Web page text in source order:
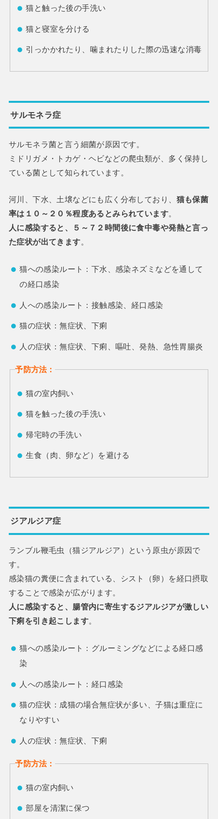
猫と触った後の手洗い
猫と寝室を分ける
引っかかれたり、噛まれたりした際の迅速な消毒
サルモネラ症
サルモネラ菌と言う細菌が原因です。
ミドリガメ・トカゲ・ヘビなどの爬虫類が、多く保持し
ている菌として知られています。
河川、下水、土壌などにも広く分布しており、 猫も保菌
率は１０～２０％程度あるとみられています。
人に感染すると、５～７２時間後に食中毒や発熱と言っ
た症状が出てきます。
猫への感染ルート：下水、感染ネズミなどを通して
の経口感染
人への感染ルート：接触感染、経口感染
猫の症状：無症状、下痢
人の症状：無症状、下痢、嘔吐、発熱、急性胃腸炎
予防方法：
猫の室内飼い
猫を触った後の手洗い
帰宅時の手洗い
生食（肉、卵など）を避ける
ジアルジア症
ランブル鞭毛虫（猫ジアルジア）という原虫が原因で
す。
感染猫の糞便に含まれている、シスト（卵）を経口摂取
することで感染が広がります。
人に感染すると、腸管内に寄生するジアルジアが激しい
下痢を引き起こします。
猫への感染ルート：グルーミングなどによる経口感
染
人への感染ルート：経口感染
猫の症状：成猫の場合無症状が多い、子猫は重症に
なりやすい
人の症状：無症状、下痢
予防方法：
猫の室内飼い
部屋を清潔に保つ